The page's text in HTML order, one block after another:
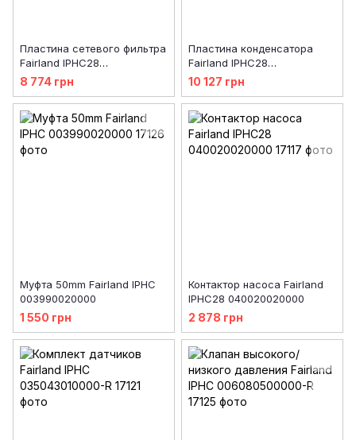
Пластина сетевого фильтра
Fairland IPHC28
033092000000
8 774 грн
Пластина конденсатора
Fairland IPHC28
033092500000
10 127 грн
Муфта 50mm Fairland IPHC
003990020000
1 550 грн
Контактор насоса Fairland
IPHC28 040020020000
2 878 грн